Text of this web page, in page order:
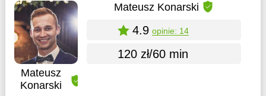
Mateusz
Konarski
Mateusz Konarski
4.9 opinie: 14
120 zł/60 min